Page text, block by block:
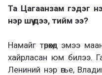
Та Цагаанзам гэдэг
нэр шүү дээ, тийм ээ?
Намайг төрөхөд эмээ
хайрласан юм билээ.
Лениний нэр өгье,